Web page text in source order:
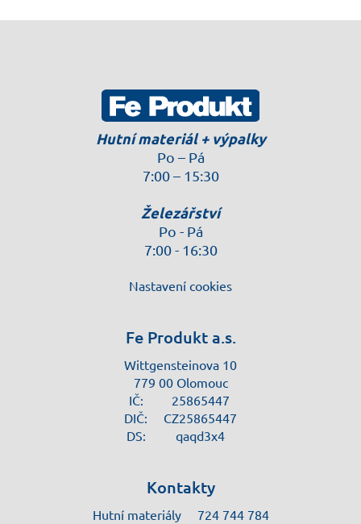
Hutní materiál + výpalky
Po – Pá
7:00 – 15:30
Železářství
Po - Pá
7:00 - 16:30
Nastavení cookies
Fe Produkt a.s.
Wittgensteinova 10
779 00 Olomouc
IČ:
DIČ:
DS:
25865447
CZ25865447
qaqd3x4
Kontakty
Hutní materiály 724 744 784